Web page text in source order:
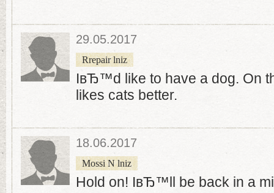
29.05.2017
Rrepair lniz
IвЂ™d like to have a dog. On
likes cats better.
18.06.2017
Mossi N lniz
Hold on! IвЂ™ll be back in a